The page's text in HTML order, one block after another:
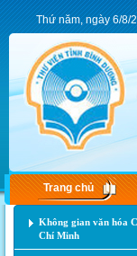
Thứ năm, ngày 6/8/
Trang chủ
Không gian văn hóa
Chí Minh